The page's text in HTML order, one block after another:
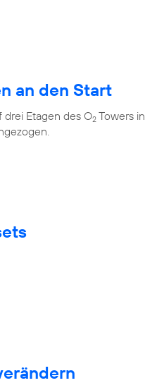
an den Start
Etagen des O2 Towers in